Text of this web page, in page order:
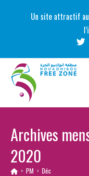
Un site attractif
Archives
2020
> PM > Déc